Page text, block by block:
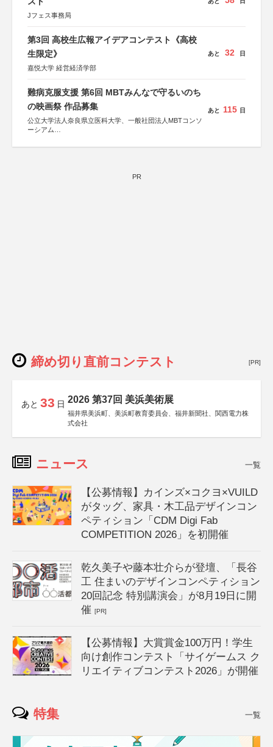
Jフェス事務局
第3回 高校生広報アイデアコンテスト《高校
生限定》
嘉悦大学 経営経済学部
あと 32 日
難病克服支援 第6回 MBTみんなで守るいのち
の映画祭 作品募集
公立大学法人奈良県立医科大学、一般社団法人MBTコンソ
ーシアム
協力：読売新聞社
あと 115 日
PR
締め切り直前コンテスト [PR]
あと 33 日 2026 第37回 美浜美術展
福井県美浜町、美浜町教育委員会、福井新聞社、関西電力株
式会社
ニュース 一覧
【公募情報】カインズ×コクヨ×VUILD
がタッグ、家具・木工品デザインコン
ペティション「CDM Digi Fab
COMPETITION 2026」を初開催
乾久美子や藤本壮介らが登壇、「長谷
工 住まいのデザインコンペティション
20回記念 特別講演会」が8月19日に開
催[PR]
【公募情報】大賞賞金100万円！学生
向け創作コンテスト「サイゲームス ク
リエイティブコンテスト2026」が開催
特集 一覧